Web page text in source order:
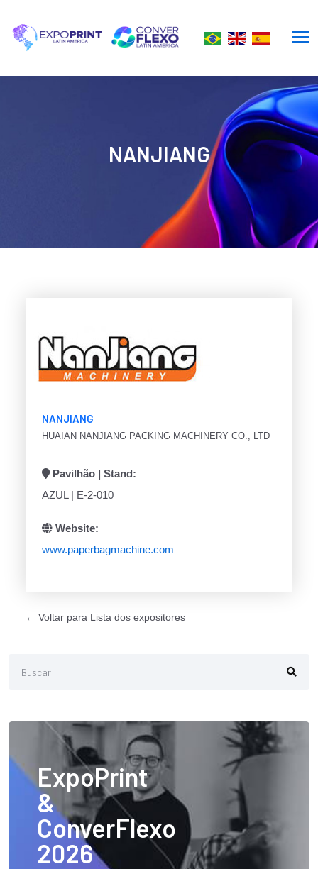
NANJIANG
NANJIANG
HUAIAN NANJIANG PACKING MACHINERY CO., LTD
Pavilhão | Stand:
AZUL | E-2-010
Website:
www.paperbagmachine.com
← Voltar para Lista dos expositores
ExpoPrint
&
ConverFlexo
2026